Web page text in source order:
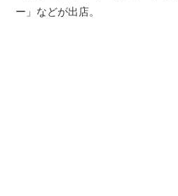
ー」などが出店。